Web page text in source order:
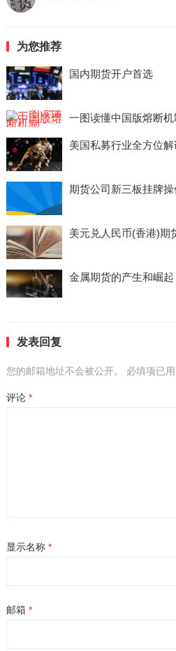
为您推荐
国内期货开户首选
一图读懂中国版熔断机
美国私募行业全方位解
期货公司新三板挂牌操
美元兑人民币(香港)期
金属期货的产生和崛起
发表回复
您的邮箱地址不会被公开。 必填项已用
评论 *
显示名称 *
邮箱 *